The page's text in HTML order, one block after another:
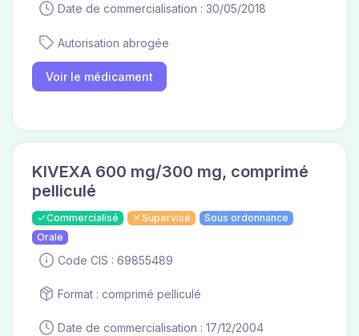
Date de commercialisation : 30/05/2018
Autorisation abrogée
Voir le médicament
KIVEXA 600 mg/300 mg, comprimé
pelliculé
Commercialisé Supervisé
Sous ordonnance
Orale
Code CIS : 69855489
Format : comprimé pelliculé
Date de commercialisation : 17/12/2004